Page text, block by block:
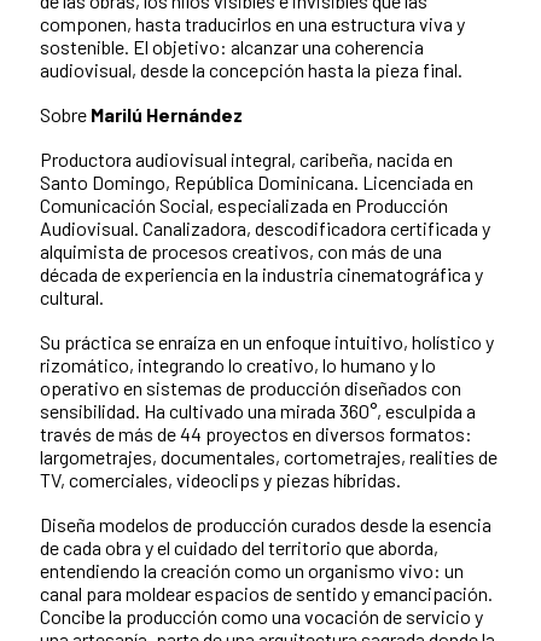
componen, hasta traducirlos en una estructura viva y
sostenible. El objetivo: alcanzar una coherencia
audiovisual, desde la concepción hasta la pieza final.
Sobre Marilú Hernández
Productora audiovisual integral, caribeña, nacida en
Santo Domingo, República Dominicana. Licenciada en
Comunicación Social, especializada en Producción
Audiovisual. Canalizadora, descodificadora certificada y
alquimista de procesos creativos, con más de una
década de experiencia en la industria cinematográfica y
cultural.
Su práctica se enraíza en un enfoque intuitivo, holístico y
rizomático, integrando lo creativo, lo humano y lo
operativo en sistemas de producción diseñados con
sensibilidad. Ha cultivado una mirada 360°, esculpida a
través de más de 44 proyectos en diversos formatos:
largometrajes, documentales, cortometrajes, realities de
TV, comerciales, videoclips y piezas híbridas.
Diseña modelos de producción curados desde la esencia
de cada obra y el cuidado del territorio que aborda,
entendiendo la creación como un organismo vivo: un
canal para moldear espacios de sentido y emancipación.
Concibe la producción como una vocación de servicio y